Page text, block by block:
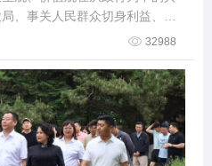
、事关人民群众切身利益、事
五五”开局起步之年，党中央决
32988